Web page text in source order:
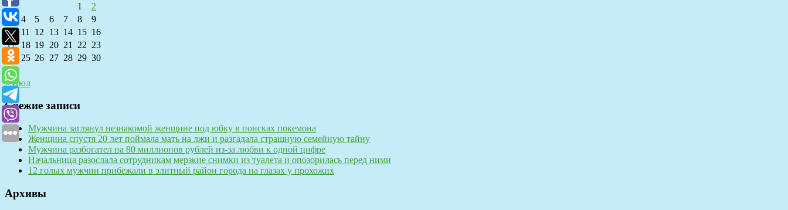
1
2
3
4 5 6 7 8
9
10 11 12 13 14 15 16
17 18 19 20 21 22 23
24
25 26 27 28 29 30
31
« Июл
Свежие записи
Мужчина заглянул незнакомой женщине под юбку в поисках покемона
Женщина спустя 20 лет поймала мать на лжи и разгадала страшную семейную тайну
Мужчина разбогател на 80 миллионов рублей из-за любви к одной цифре
Начальница разослала сотрудникам мерзкие снимки из туалета и опозорилась перед ними
12 голых мужчин прибежали в элитный район города на глазах у прохожих
Архивы